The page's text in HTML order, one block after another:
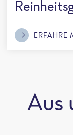
ERFAHRE
Aus